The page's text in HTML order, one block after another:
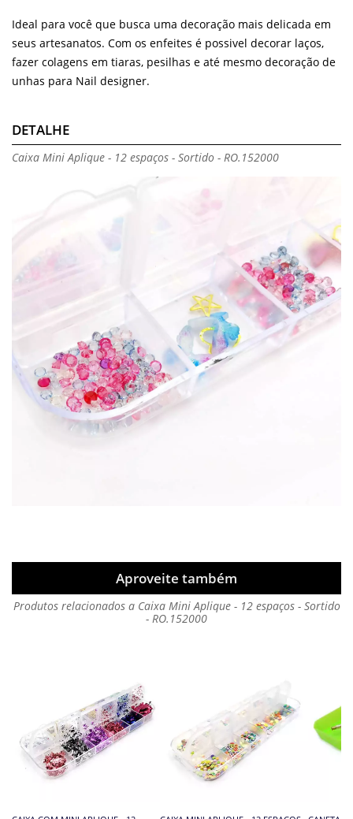
Ideal para você que busca uma decoração mais delicada em
seus artesanatos. Com os enfeites é possivel decorar laços,
fazer colagens em tiaras, pesilhas e até mesmo decoração de
unhas para Nail designer.
DETALHE
Caixa Mini Aplique - 12 espaços - Sortido - RO.152000
Aproveite também
Produtos relacionados a Caixa Mini Aplique - 12 espaços - Sortido
- RO.152000